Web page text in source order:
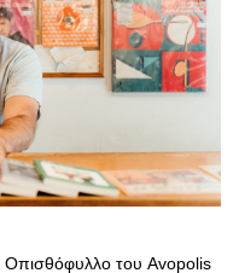
Οπισθόφυλλο του Avopolis